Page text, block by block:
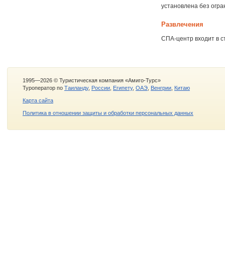
установлена без
Развлечения
СПА-центр входит в
1995—2026 © Туристическая компания «Амиго-Турс»
Туроператор по Таиланду, России Египету, ОАЭ Венгрии Китаю
Карта сайта
Политика в отношении защиты и обработки персональных данных